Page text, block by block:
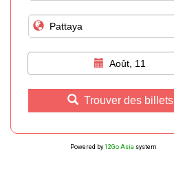
Août, 11
Trouver des billets
Powered by 12Go Asia system